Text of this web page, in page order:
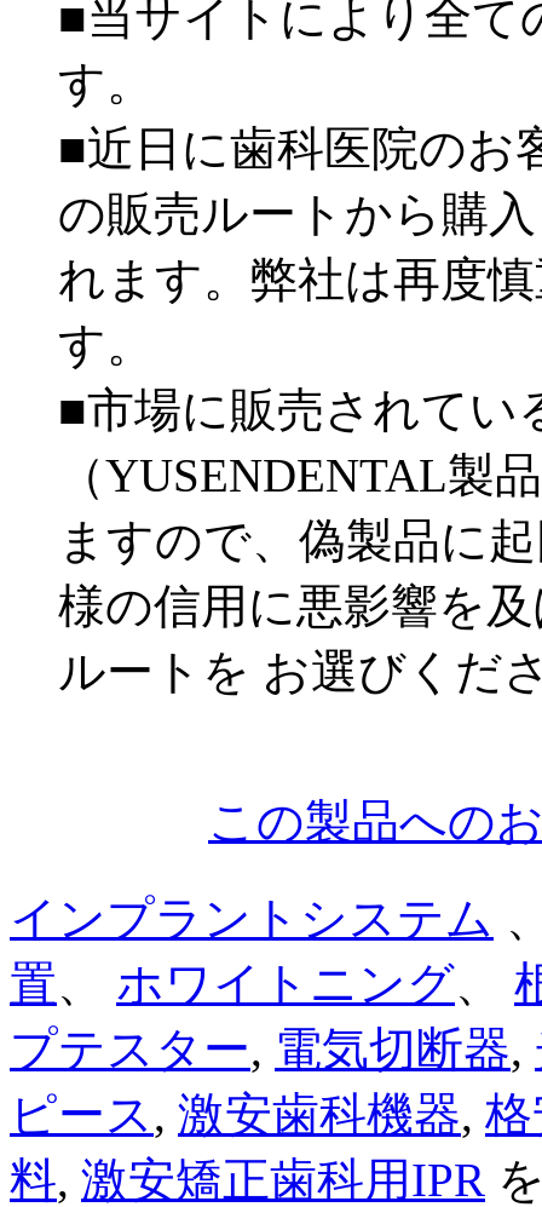
■当サイトにより全て
す。
■近日に歯科医院のお
の販売ルートから購
れます。弊社は再度
す。
■市場に販売されてい
（YUSENDENTAL製
ますので、偽製品に
様の信用に悪影響を
ルートを お選びくだ
この製品への
インプラントシステム
置、 ホワイトニング、
プテスター, 電気切断器,
ピース, 激安歯科機器,
料, 激安矯正歯科用IPR